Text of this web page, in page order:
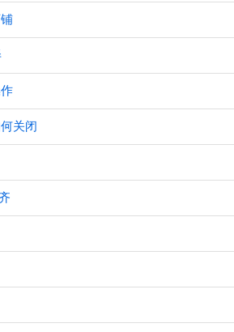
关闭